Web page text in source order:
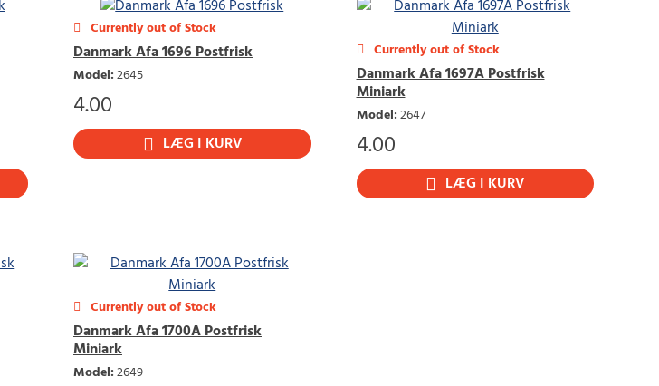
Currently out of Stock
Danmark Afa 1696 Postfrisk
Model:2645
4.00
LÆG I KURV
Currently out of Stock
Danmark Afa 1697A Postfrisk
Miniark
Model:2647
4.00
LÆG I KURV
Currently out of Stock
Danmark Afa 1700A Postfrisk
Miniark
Model:2649